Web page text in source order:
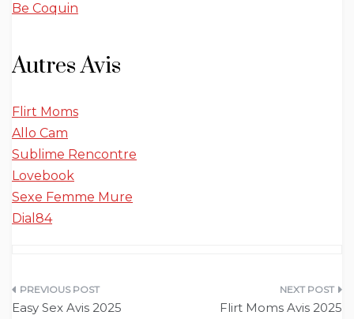
Be Coquin
Autres Avis
Flirt Moms
Allo Cam
Sublime Rencontre
Lovebook
Sexe Femme Mure
Dial84
Navigation
Easy Sex Avis 2025 Flirt Moms Avis 2025